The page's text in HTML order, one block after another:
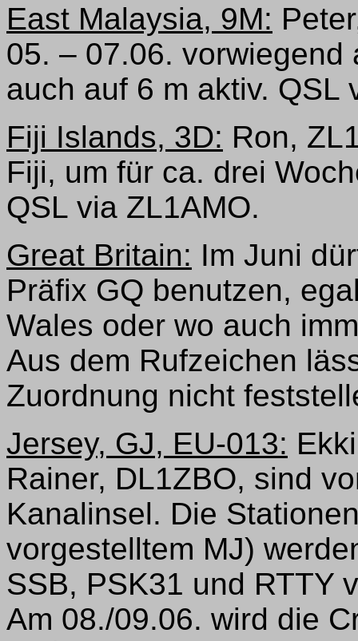
East Malaysia, 9M:
05. – 07.06. vorwiegend
auch auf 6 m aktiv. QSL
Fiji Islands, 3D: Ron,
Fiji, um für ca. drei
QSL via ZL1AMO.
Great Britain: Im Juni
Präfix GQ benutzen,
Wales oder wo auch
Aus dem Rufzeichen
Zuordnung nicht
Jersey, GJ, EU-013:
Rainer, DL1ZBO, sind
Kanalinsel. Die
vorgestelltem MJ)
SSB, PSK31 und RTTY
Am 08./09.06. wird die